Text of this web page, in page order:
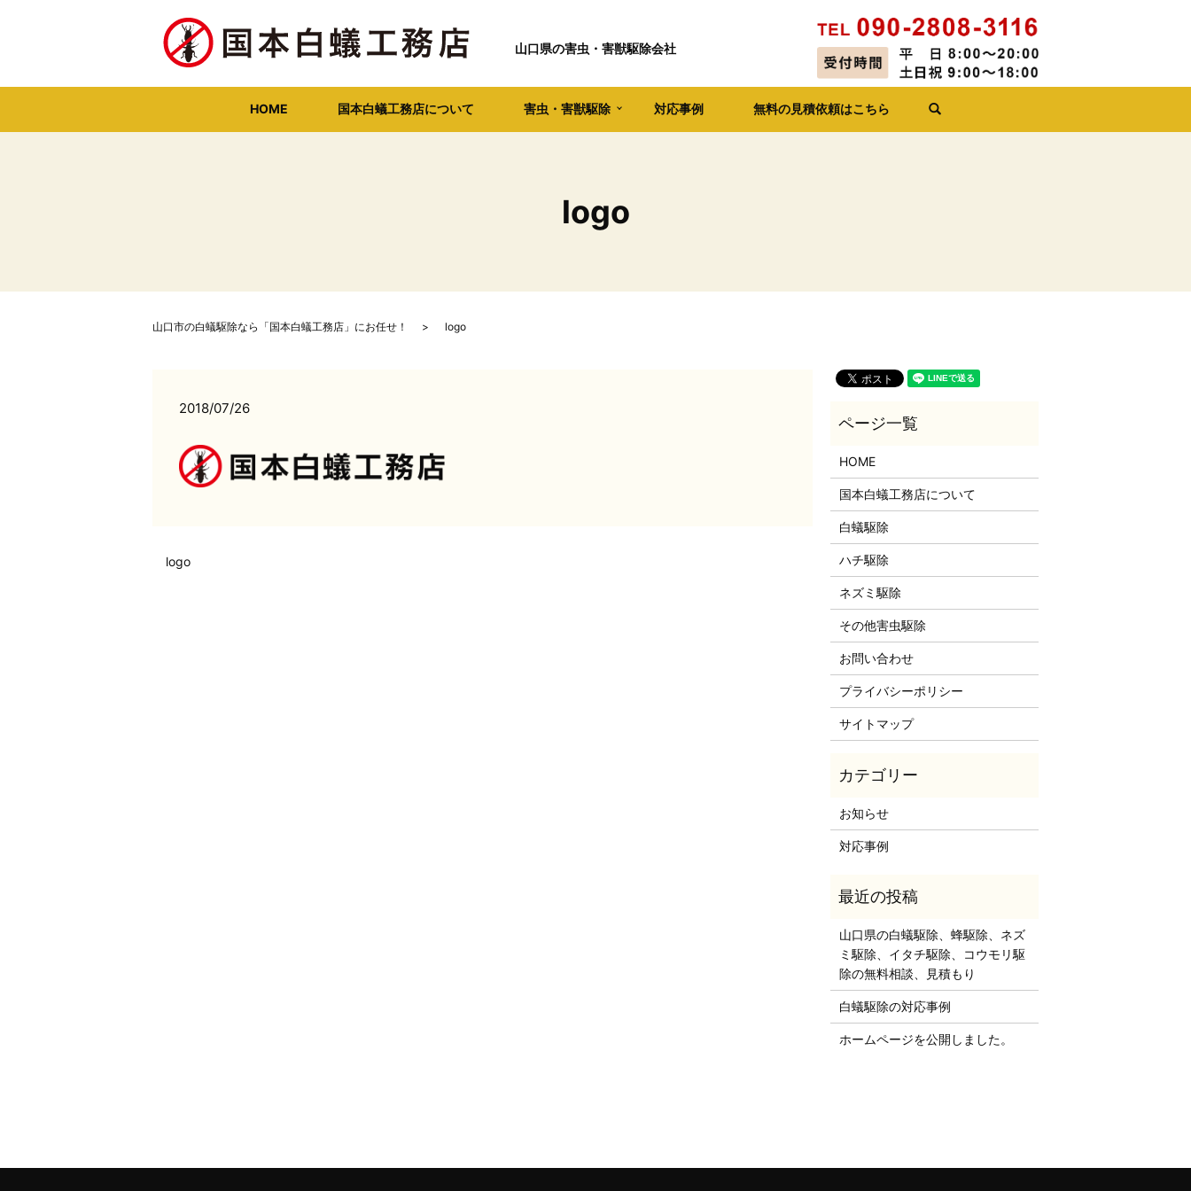
HOME 国本白蟻工務店について 害虫・害獣駆除 対応事例 無料の見積依頼はこちら
山口県の害虫・害獣駆除会社
logo
山口市の白蟻駆除なら「国本白蟻工務店」にお任せ！ logo
2018/07/26
logo
HOME
国本白蟻工務店について
白蟻駆除
ハチ駆除
ネズミ駆除
その他害虫駆除
お問い合わせ
プライバシーポリシー
サイトマップ
お知らせ
対応事例
山口県の白蟻駆除、蜂駆除、ネズ
ミ駆除、イタチ駆除、コウモリ駆
除の無料相談、見積もり
白蟻駆除の対応事例
ホームページを公開しました。